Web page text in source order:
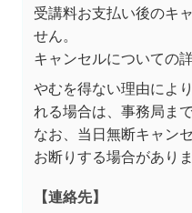
受講料お支払い後のキ
せん。
キャンセルについての
やむを得ない理由によ
れる場合は、事務局ま
なお、当日無断キャン
お断りする場合がありま
【連絡先】